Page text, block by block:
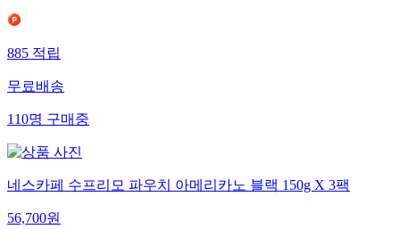
885적립
무료배송
110명구매중
네스카페 수프리모 파우치 아메리카노 블랙 150g X 3팩
56,700원